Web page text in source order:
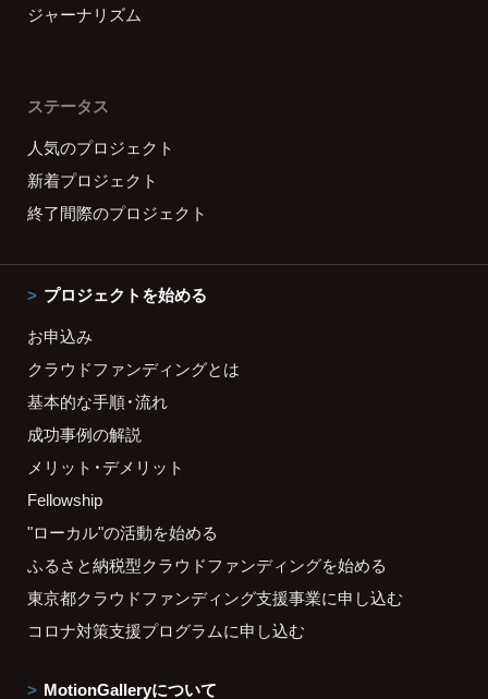
ジャーナリズム
ステータス
人気のプロジェクト
新着プロジェクト
終了間際のプロジェクト
プロジェクトを始める
お申込み
クラウドファンディングとは
基本的な手順・流れ
成功事例の解説
メリット・デメリット
Fellowship
"ローカル"の活動を始める
ふるさと納税型クラウドファンディングを始める
東京都クラウドファンディング支援事業に申し込む
コロナ対策支援プログラムに申し込む
MotionGalleryについて